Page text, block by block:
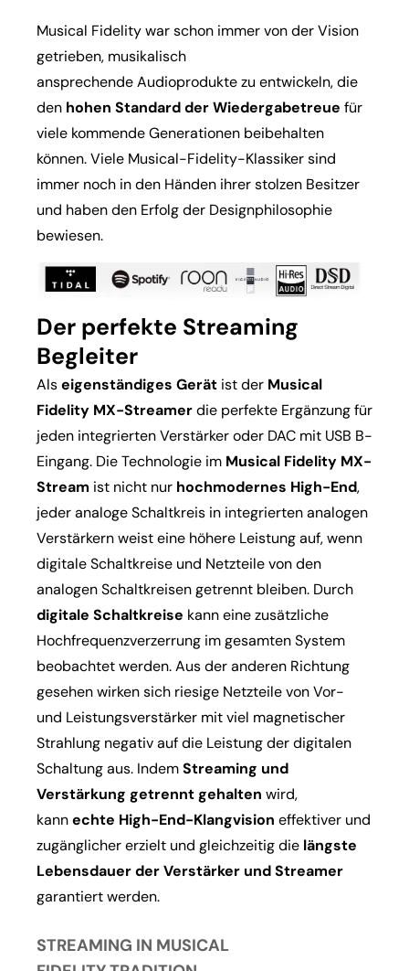
Musical Fidelity war schon immer von der Vision
getrieben, musikalisch
ansprechende Audioprodukte zu entwickeln, die
den hohen Standard derWiedergabetreue für
viele kommende Generationen beibehalten
können. Viele Musical-Fidelity-Klassiker sind
immer noch in den Händen ihrer stolzen Besitzer
und haben den Erfolg der Designphilosophie
bewiesen.
Der perfekte Streaming
Begleiter
Alseigenständiges Gerät ist der Musical
Fidelity MX-Streamerdie perfekte Ergänzung für
jeden integrierten Verstärker oder DAC mit USB B-
Eingang. Die Technologie im Musical Fidelity MX-
Stream ist nicht nur hochmodernes High-End,
jeder analoge Schaltkreis in integrierten analogen
Verstärkern weist eine höhere Leistung auf, wenn
digitale Schaltkreise und Netzteile von den
analogen Schaltkreisen getrennt bleiben. Durch
digitale Schaltkreise kann eine zusätzliche
Hochfrequenzverzerrung im gesamten System
beobachtet werden. Aus der anderen Richtung
gesehen wirken sich riesige Netzteile von Vor-
und Leistungsverstärker mit viel magnetischer
Strahlung negativ auf die Leistung der digitalen
Schaltung aus. IndemStreaming und
Verstärkung getrennt gehalten wird,
kannechte High-End-Klangvision effektiver und
zugänglicher erzielt und gleichzeitig die längste
Lebensdauer der Verstärker und Streamer
garantiert werden.
STREAMING IN MUSICAL